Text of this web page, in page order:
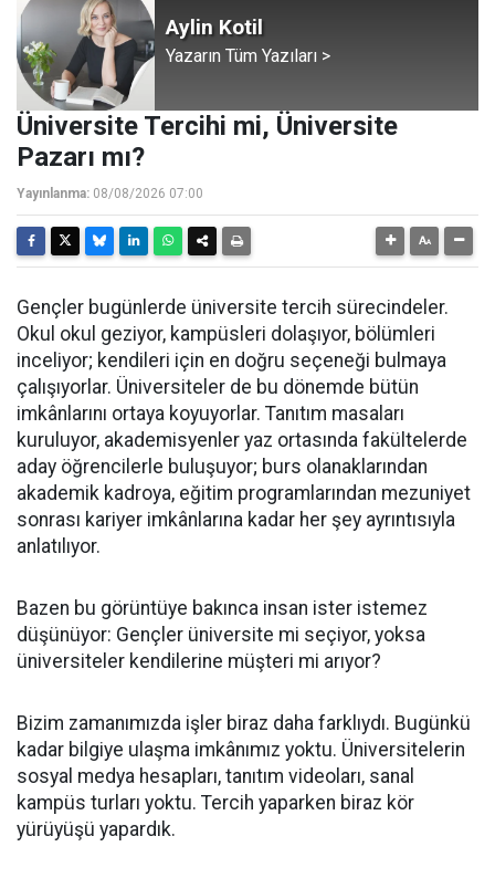
Aylin Kotil
Yazarın Tüm Yazıları >
Üniversite Tercihi mi, Üniversite
Pazarı mı?
Yayınlanma: 08/08/2026 07:00
Gençler bugünlerde üniversite tercih sürecindeler.
Okul okul geziyor, kampüsleri dolaşıyor, bölümleri
inceliyor; kendileri için en doğru seçeneği bulmaya
çalışıyorlar. Üniversiteler de bu dönemde bütün
imkânlarını ortaya koyuyorlar. Tanıtım masaları
kuruluyor, akademisyenler yaz ortasında fakültelerde
aday öğrencilerle buluşuyor; burs olanaklarından
akademik kadroya, eğitim programlarından mezuniyet
sonrası kariyer imkânlarına kadar her şey ayrıntısıyla
anlatılıyor.
Bazen bu görüntüye bakınca insan ister istemez
düşünüyor: Gençler üniversite mi seçiyor, yoksa
üniversiteler kendilerine müşteri mi arıyor?
Bizim zamanımızda işler biraz daha farklıydı. Bugünkü
kadar bilgiye ulaşma imkânımız yoktu. Üniversitelerin
sosyal medya hesapları, tanıtım videoları, sanal
kampüs turları yoktu. Tercih yaparken biraz kör
yürüyüşü yapardık.